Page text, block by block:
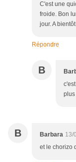
C'est une
froide. Bon
jour. A bientôt
Répondre
B
plus
B Barbara 13/
et le chorizo